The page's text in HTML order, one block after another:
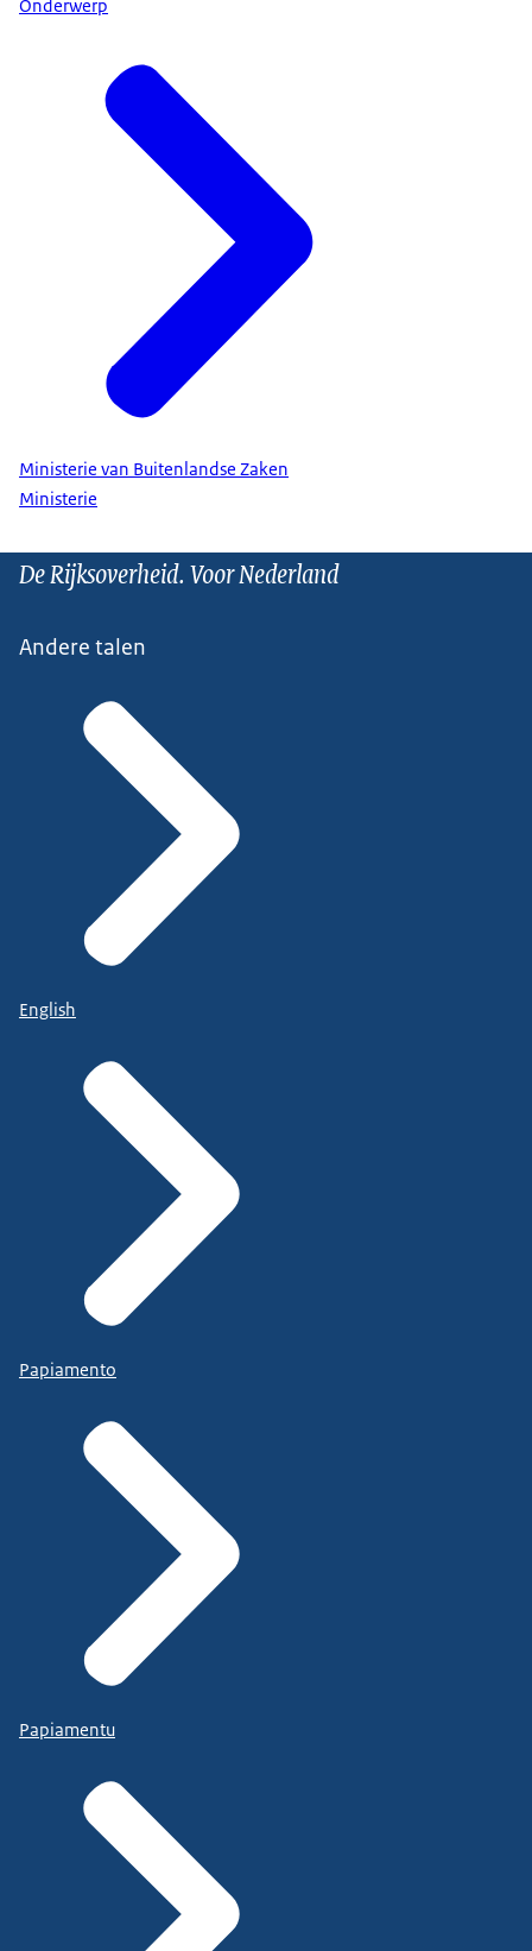
Onderwerp
Ministerie van Buitenlandse Zaken
Ministerie
De Rijksoverheid. Voor Nederland
Andere talen
English
Papiamento
Papiamentu